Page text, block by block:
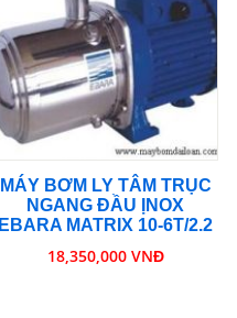
MÁY BƠM LY TÂM TRỤC
NGANG ĐẦU ỊNOX
EBARA MATRIX 10-6T/2.2
18,350,000 VNĐ